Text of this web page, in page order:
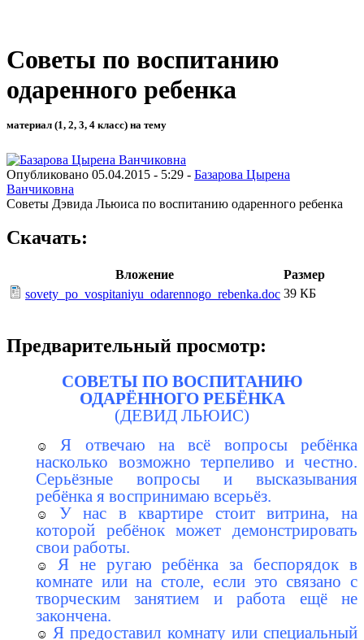
Советы по воспитанию
одаренного ребенка
материал (1, 2, 3, 4 класс) на тему
Опубликовано 05.04.2015 - 5:29 - Базарова Цырена
Ванчиковна
Советы Дэвида Льюиса по воспитанию одаренного ребенка
Скачать:
Вложение
Размер
sovety_po_vospitaniyu_odarennogo_rebenka.doc 39 КБ
Предварительный просмотр:
СОВЕТЫ ПО ВОСПИТАНИЮ
ОДАРЁННОГО РЕБЁНКА
(ДЕВИД ЛЬЮИС)
Я отвечаю на всё вопросы ребёнка
насколько возможно терпеливо и честно.
Серьёзные вопросы и высказывания
ребёнка я воспринимаю всерьёз.
У нас в квартире стоит витрина, на
которой ребёнок может демонстрировать
свои работы.
Я не ругаю ребёнка за беспорядок в
комнате или на столе, если это связано с
творческим занятием и работа ещё не
закончена.
Я предоставил комнату или специальный